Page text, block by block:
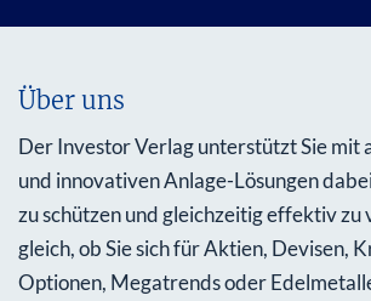
Über uns
Der Investor Verlag unterstützt Sie mit
und innovativen Anlage-Lösungen
zu schützen und gleichzeitig effektiv zu
gleich, ob Sie sich für Aktien, Devisen,
Optionen, Megatrends oder